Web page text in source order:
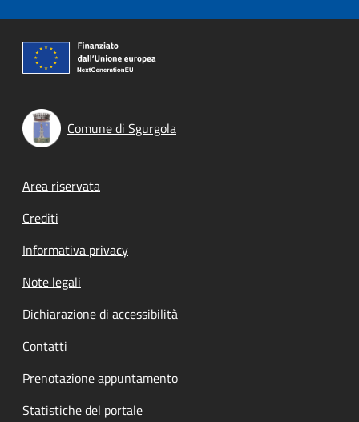
Comune di Sgurgola
Footer menu
Area riservata
Crediti
Informativa privacy
Note legali
Dichiarazione di accessibilità
Contatti
Prenotazione appuntamento
Statistiche del portale